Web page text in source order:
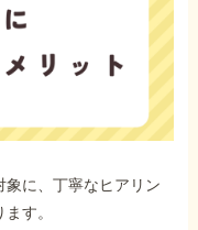
象に、丁寧なヒアリン
す。